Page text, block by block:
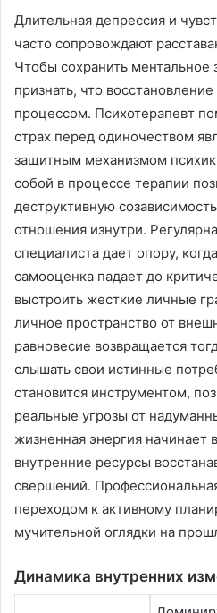
Длительная депрессия и
часто сопровождают
Чтобы сохранить ментальное
признать, что
процессом. Психотерапевт
страх перед одиночеством
защитным механизмом
собой в процессе терапии
деструктивную
отношения изнутри.
специалиста дает опору,
самооценка падает до
выстроить жесткие личные
личное пространство от
равновесие возвращается
слышать свои истинные
становится инструментом,
реальные угрозы от
жизненная энергия начинает
внутренние ресурсы
свершений.
переходом к активному
мучительной оглядки на
Динамика внутренних